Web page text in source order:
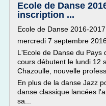
Ecole de Danse
inscription ...
Ecole de Danse 2016-
mercredi 7 septembre
L'Ecole de Danse du
cours débutent le lundi 12
Chazoulle, nouvelle
En plus de la danse Jazz
danse classique lancées
sa...